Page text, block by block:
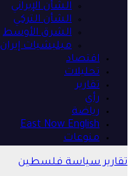
الشأن الإيراني
الشأن التركي
الشرق الأوسط
ميليشيات إيران
اقتصاد
تحليلات
تقارير
رأي
رياضة
East Now English
منوعات
تقاريرسياسةفلسطين